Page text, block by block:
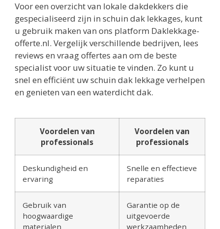
Voor een overzicht van lokale dakdekkers die
gespecialiseerd zijn in schuin dak lekkages, kunt
u gebruik maken van ons platform Daklekkage-
offerte.nl. Vergelijk verschillende bedrijven, lees
reviews en vraag offertes aan om de beste
specialist voor uw situatie te vinden. Zo kunt u
snel en efficiënt uw schuin dak lekkage verhelpen
en genieten van een waterdicht dak.
Voordelen van
professionals
Voordelen van
professionals
Deskundigheid en
ervaring
Snelle en effectieve
reparaties
Gebruik van
hoogwaardige
materialen
Garantie op de
uitgevoerde
werkzaamheden